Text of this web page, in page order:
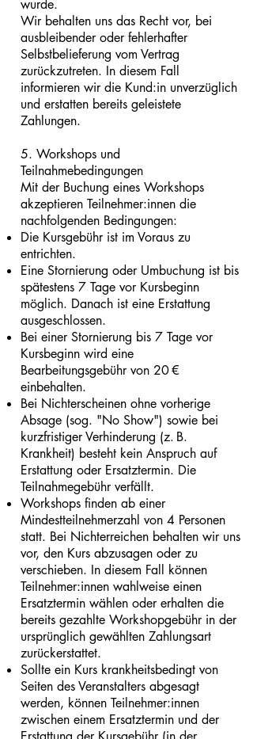
wurde.
Wir behalten uns das Recht vor, bei
ausbleibender oder fehlerhafter
Selbstbelieferung vom Vertrag
zurückzutreten. In diesem Fall
informieren wir die Kund:in unverzüglich
und erstatten bereits geleistete
Zahlungen.
5. Workshops und
Teilnahmebedingungen
Mit der Buchung eines Workshops
akzeptieren Teilnehmer:innen die
nachfolgenden Bedingungen:
Die Kursgebühr ist im Voraus zu
entrichten.
Eine Stornierung oder Umbuchung ist bis
spätestens 7 Tage vor Kursbeginn
möglich. Danach ist eine Erstattung
ausgeschlossen.
Bei einer Stornierung bis 7 Tage vor
Kursbeginn wird eine
Bearbeitungsgebühr von 20 €
einbehalten.
Bei Nichterscheinen ohne vorherige
Absage (sog. "No Show") sowie bei
kurzfristiger Verhinderung (z. B.
Krankheit) besteht kein Anspruch auf
Erstattung oder Ersatztermin. Die
Teilnahmegebühr verfällt.
Workshops finden ab einer
Mindestteilnehmerzahl von 4 Personen
statt. Bei Nichterreichen behalten wir uns
vor, den Kurs abzusagen oder zu
verschieben. In diesem Fall können
Teilnehmer:innen wahlweise einen
Ersatztermin wählen oder erhalten die
bereits gezahlte Workshopgebühr in der
ursprünglich gewählten Zahlungsart
zurückerstattet.
Sollte ein Kurs krankheitsbedingt von
Seiten des Veranstalters abgesagt
werden, können Teilnehmer:innen
zwischen einem Ersatztermin und der